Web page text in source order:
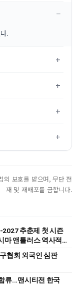
.
보호를 받으며, 무단 전
재 및 재배포를 금합니다.
추춘제 첫 시즌
마 앤틀러스 역사적
협회 외국인 심판
류...맨시티전 한국